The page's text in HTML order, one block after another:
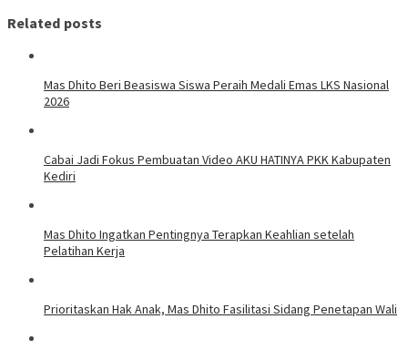
Related posts
Mas Dhito Beri Beasiswa Siswa Peraih Medali Emas LKS Nasional
2026
Cabai Jadi Fokus Pembuatan Video AKU HATINYA PKK Kabupaten
Kediri
Mas Dhito Ingatkan Pentingnya Terapkan Keahlian setelah
Pelatihan Kerja
Prioritaskan Hak Anak, Mas Dhito Fasilitasi Sidang Penetapan Wali